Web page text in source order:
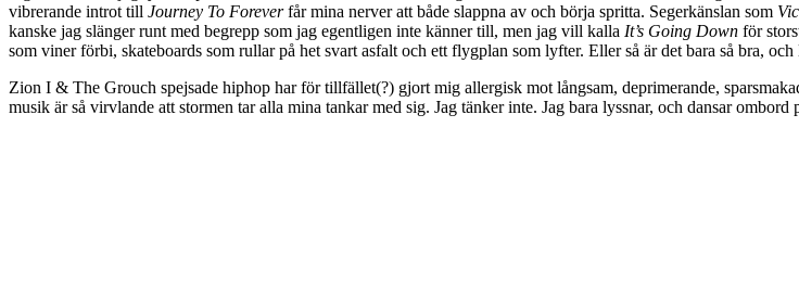
vibrerande introt till Journey To Foreverfår mina nerver att både slappna av och börja spritta. Segerkänslan som
kanske jag slänger runt med begrepp som jag egentligen inte känner till, men jag vill kalla It’s Going Down för
som viner förbi, skateboards som rullar på het svart asfalt och ett flygplan som lyfter. Eller så är det bara så bra,
Zion I & The Grouch spejsade hiphop har för tillfället(?) gjort mig allergisk mot långsam, deprimerande,
musik är så virvlande att stormen tar alla mina tankar med sig. Jag tänker inte. Jag bara lyssnar, och dansar ombord